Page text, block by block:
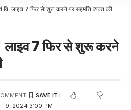
वि लाइव 7 फिर से शुरू करने पर सहमति व्यक्त की
लाइव 7 फिर से शुरू करने
9, 2024 3:00 PM